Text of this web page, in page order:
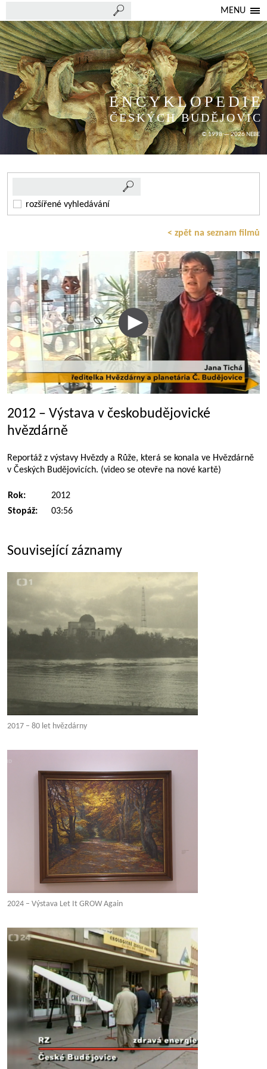
MENU
ENCYKLOPEDIE
ČESKÝCH BUDĚJOVIC
© 1998 — 2026 NEBE
rozšířené vyhledávání
< zpět na seznam filmů
2012 – Výstava v českobudějovické
hvězdárně
Reportáž z výstavy Hvězdy a Růže, která se konala ve Hvězdárně
v Českých Budějovicích. (video se otevře na nové kartě)
Rok:
2012
Stopáž:
03:56
Související záznamy
2017 – 80 let hvězdárny
2024 – Výstava Let It GROW Again